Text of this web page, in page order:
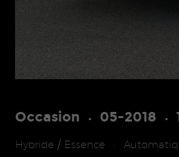
Occasion • 05-2018 •
Hybride / Essence •